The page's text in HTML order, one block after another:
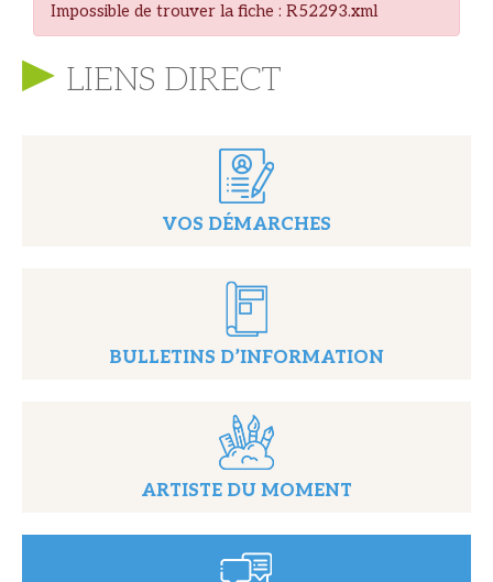
Impossible de trouver la fiche : R52293.xml
LIENS DIRECT
VOS DÉMARCHES
BULLETINS D’INFORMATION
ARTISTE DU MOMENT